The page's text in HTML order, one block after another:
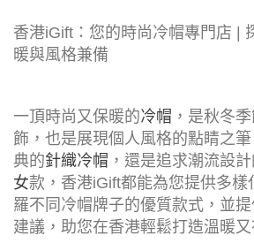
香港iGift：您的時尚冷帽專門店 |
暖與風格兼備
一頂時尚又保暖的冷帽 ，是秋冬
飾，也是展現個人風格的點睛之
典的針織冷帽 ，還是追求潮流設
女款，香港iGift都能為您提供多樣
羅不同冷帽牌子的優質款式，並
建議，助您在香港輕鬆打造溫暖又